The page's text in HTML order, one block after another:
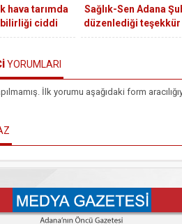
hava tarımda
ciddi
etti”
Sağlık-Sen Adana
düzenlediği
programı çok
YORUMLARI
İlk yorumu aşağıdaki form